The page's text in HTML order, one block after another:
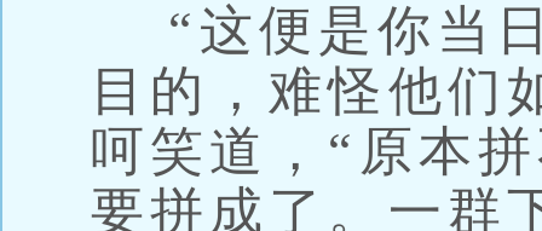
“这便是你当
目的，难怪他们
呵笑道，“原本
要拼成了。一群